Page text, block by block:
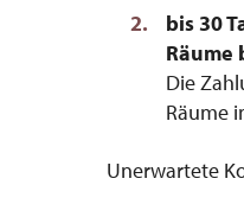
bis 30
Räume
Die
Räume
Unerwartete